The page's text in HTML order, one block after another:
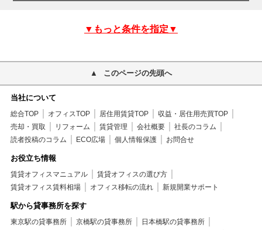
▼もっと条件を指定▼
このページの先頭へ
当社について
総合TOP オフィスTOP 居住用賃貸TOP
収益・居住用売買TOP
売却・買取
リフォーム 賃貸管理 会社概要
社長のコラム
読者投稿のコラム
ECO広場 個人情報保護 お問合せ
お役立ち情報
賃貸オフィスマニュアル
賃貸オフィスの選び方
賃貸オフィス賃料相場
オフィス移転の流れ 新規開業サポート
駅から貸事務所を探す
東京駅の貸事務所 京橋駅の貸事務所
日本橋駅の貸事務所